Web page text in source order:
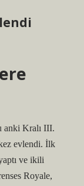
anki Kralı III.
evlendi. İlk
ve ikili
Royale,